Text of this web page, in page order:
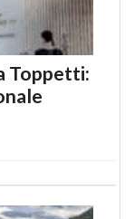
Toppetti: